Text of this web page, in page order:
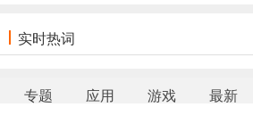
实时热词
专题 应用 游戏 最新